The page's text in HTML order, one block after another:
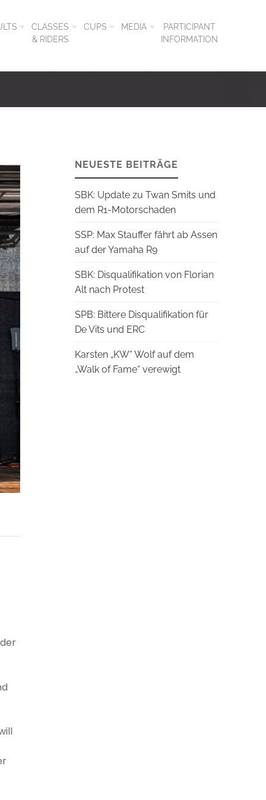
CLASSES
& RIDERS
CUPS MEDIA
PARTICIPANT
INFORMATION
NEUESTE BEITRÄGE
SBK: Update zu Twan Smits und
dem R1-Motorschaden
SSP: Max Stauffer fährt ab Assen
auf der Yamaha R9
SBK: Disqualifikation von Florian
Alt nach Protest
SPB: Bittere Disqualifikation für
De Vits und ERC
Karsten „KW“ Wolf auf dem
„Walk of Fame“ verewigt